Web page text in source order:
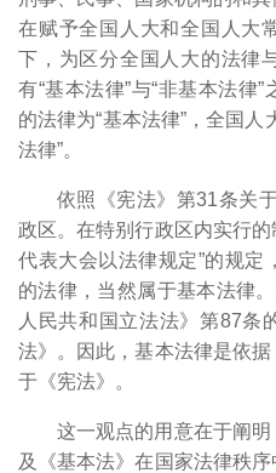
在赋予全国人大和全国人大
下，为区分全国人大的法律
有“基本法律”与“非基本法律
的法律为“基本法律”，全国
法律”。
依照《宪法》第31条关
政区。在特别行政区内实行
代表大会以法律规定”的规定
的法律，当然属于基本法律
人民共和国立法法》第87条
法》。因此，基本法律是依
于《宪法》。
这一观点的用意在于阐
及《基本法》在国家法律秩